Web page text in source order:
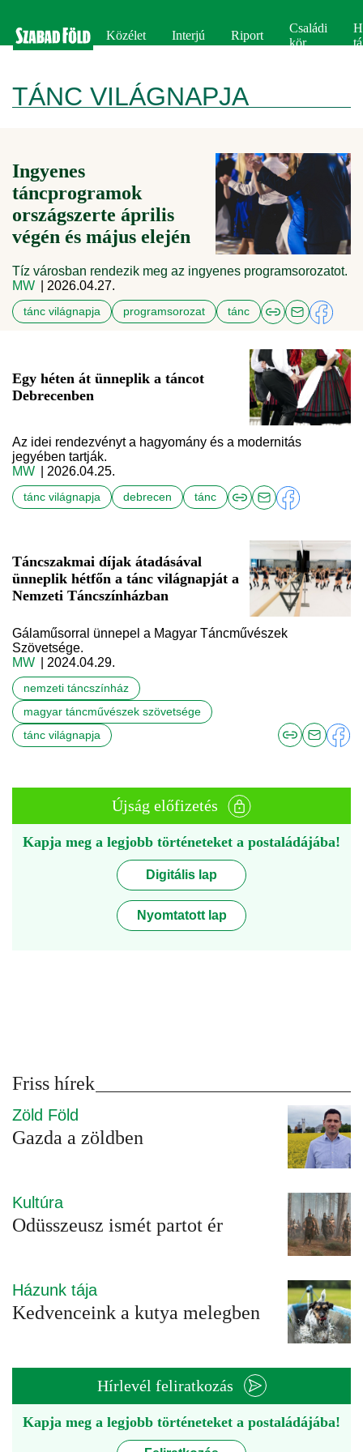
Közélet Interjú Riport
Családi
kör
TÁNC VILÁGNAPJA
Ingyenes
táncprogramok
országszerte április
végén és május elején
Tíz városban rendezik meg az ingyenes programsorozatot.
MW
| 2026.04.27.
tánc világnapja programsorozat tánc
Egy héten át ünneplik a táncot
Debrecenben
Az idei rendezvényt a hagyomány és a modernitás
jegyében tartják.
MW
| 2026.04.25.
tánc világnapja debrecen tánc
Táncszakmai díjak átadásával
ünneplik hétfőn a tánc világnapját a
Nemzeti Táncszínházban
Gálaműsorral ünnepel a Magyar Táncművészek
Szövetsége.
MW
| 2024.04.29.
nemzeti táncszínház
magyar táncművészek szövetsége
tánc világnapja
Újság előfizetés
Kapja meg a legjobb történeteket a postaládájába!
Digitális lap
Nyomtatott lap
Friss hírek
Zöld Föld
Gazda a zöldben
Kultúra
Odüsszeusz ismét partot ér
Házunk tája
Kedvenceink a kutya melegben
Hírlevél feliratkozás
Kapja meg a legjobb történeteket a postaládájába!